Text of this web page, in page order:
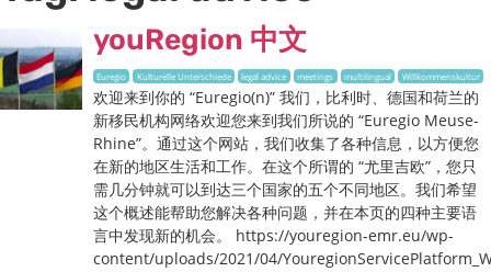
youRegion 中文
Euregio Kulturelle Unterschiede legal advice meetings multilingual Willkommenskultur
欢迎来到你的 “Euregio(n)” 我们，比利时、德国和荷兰的
新移民机构网络欢迎您来到我们所说的 “Euregio Meuse-
Rhine”。通过这个网站，我们收集了各种信息，以方便您
在新的地区生活和工作。在这个所谓的 “尤里吉欧”，您只
需几分钟就可以到达三个国家的五个不同地区。我们希望
这个概述能帮助您解决各种问题，并在本页的四种主要语
言中发现新的机会。 https://youregion-emr.eu/wp-
content/uploads/2021/04/